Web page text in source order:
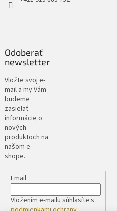
Odoberať
newsletter
Vložte svoj e-
mail a my Vám
budeme
zasielať
informácie o
nových
produktoch na
našom e-
shope.
Email
Vložením e-mailu súhlasíte s